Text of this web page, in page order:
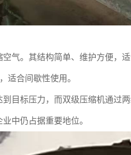
气。其结构简单、维护方便，
适合间歇性使用。
目标压力，而双级压缩机通过
中仍占据重要地位。